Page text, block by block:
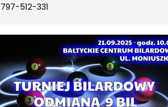
797-512-331